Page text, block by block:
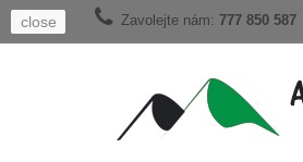
Zavolejte nám: 777 850 587
close